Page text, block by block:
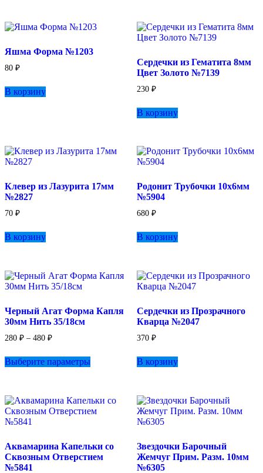
Опции
выбрать
Опции
на
Яшма Форма №1203
80 ₽
В корзину
Сердечки из Гематита 8мм
Цвет Золото №7139
230 ₽
В корзину
Клевер из Лазурита 17мм
№2827
70 ₽
В корзину
Родонит Трубочки 10х6мм
№5904
680 ₽
В корзину
Черный Агат Форма Капля
30мм Нить 35/18см
280 ₽ – 480 ₽Диапазон
280 ₽
–
Выберите параметры
Опции
можно
странице
товара.
Сердечки из Прозрачного
Кварца №2047
370 ₽
В корзину
Аквамарина Капельки со
Сквозным Отверстием
№5841
Звездочки Барочный
Жемчуг Прим. Разм. 10мм
№6305